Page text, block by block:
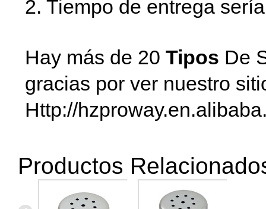
2. Tiempo de entrega
Hay más de 20 Tipos De
gracias por ver nuestro
Http://
Productos